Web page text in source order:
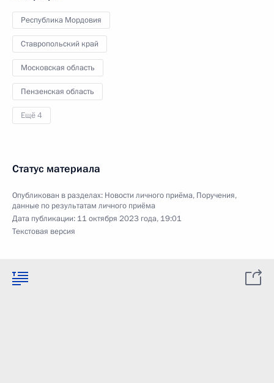
Республика Мордовия
Ставропольский край
Московская область
Пензенская область
Ещё 4
Статус материала
Опубликован в разделах: Новости личного приёма, Поручения,
данные по результатам личного приёма
Дата публикации: 11 октября 2023 года, 19:01
Текстовая версия